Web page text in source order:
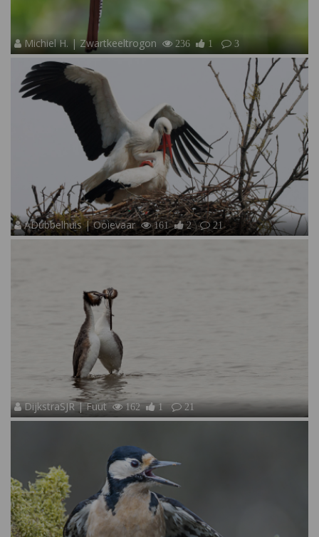
Michiel H. | Zwartkeeltrogon 236 1 3
ADubbelhuis | Ooievaar 161 2 21
DijkstraSJR | Fuut 162 1 21